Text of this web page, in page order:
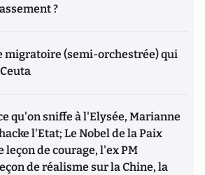
?
migratoire (semi-orchestrée) qui
qu'on sniffe à l'Elysée, Marianne
l'Etat; Le Nobel de la Paix
leçon de courage, l'ex PM
de réalisme sur la Chine, la